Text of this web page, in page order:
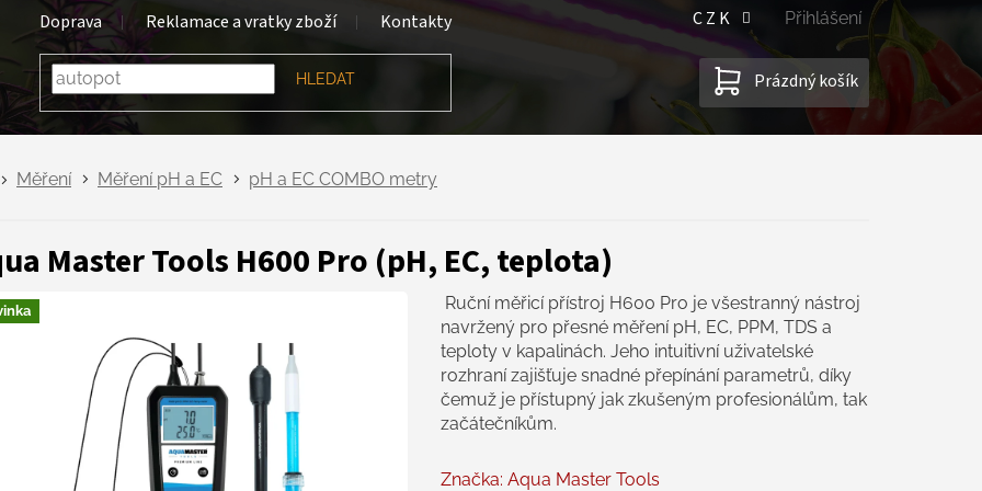
Doprava Reklamace a vratky zboží Kontakty CZK Přihlášení
HLEDAT
NÁKUPNÍ
KOŠÍK
Prázdný košík
Měření Měření pH a EC pH a EC COMBO metry
Master Tools H600 Pro (pH, EC, teplota)
Ruční měřicí přístroj H600 Pro je všestranný nástroj
navržený pro přesné měření pH, EC, PPM, TDS a
teploty v kapalinách. Jeho intuitivní uživatelské
rozhraní zajišťuje snadné přepínání parametrů, díky
čemuž je přístupný jak zkušeným profesionálům, tak
začátečníkům.
Značka: Aqua Master Tools